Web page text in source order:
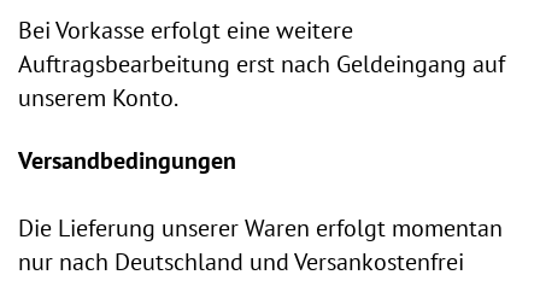
Bei Vorkasse erfolgt eine weitere
Auftragsbearbeitung erst nach Geldeingang auf
unserem Konto.
Versandbedingungen
Die Lieferung unserer Waren erfolgt momentan
nur nach Deutschland und Versankostenfrei